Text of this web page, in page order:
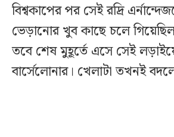
বিশ্বকাপের পর সেই রদ্রি
ভেড়ানোর খুব কাছে চলে গিয়েছিল
তবে শেষ মুহূর্তে এসে সেই
বার্সেলোনার। খেলাটা তখনই